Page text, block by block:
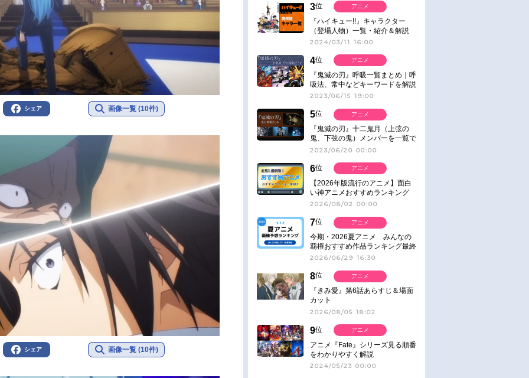
シェア 画像一覧 (10件)
シェア 画像一覧 (10件)
3位
『ハイキュー!!』キャラクター
（登場人物）一覧・紹介＆解説
2024/03/11 16:00
アニメ
4位
『鬼滅の刃』呼吸一覧まとめ｜呼
吸法、常中などキーワードを解説
2023/06/15 19:00
アニメ
5位
『鬼滅の刃』十二鬼月（上弦の
鬼、下弦の鬼）メンバーを一覧で
紹介＆解説（登場鬼の情報まと
2023/06/20 00:00
アニメ
6位
【2026年版流行のアニメ】面白
い神アニメおすすめランキング
【名作・話題作】｜ジャンル別人
2026/08/02 00:00
アニメ
7位
今期・2026夏アニメ みんなの
覇権おすすめ作品ランキング最終
結果発表！
2026/06/29 16:30
アニメ
8位
『きみ愛』第6話あらすじ＆場面
カット
2026/08/05 18:02
アニメ
9位
アニメ『Fate』シリーズ見る順番
をわかりやすく解説
2024/05/23 00:00
アニメ